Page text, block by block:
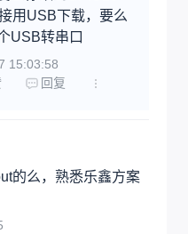
用USB下载，要么
USB转串口
15:03:58
回复
的么，熟悉乐鑫方案